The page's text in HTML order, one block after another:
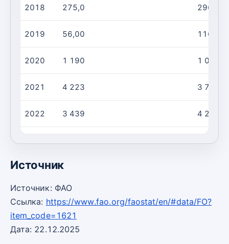
2018 275,0 296,0
2019 56,00 116,0
2020 1 190 1 054
2021 4 223 3 780
2022 3 439 4 248
3 845
Источник
Источник: ФАО
Ссылка: https://www.fao.org/faostat/en/#data/FO?
item_code=1621
Дата: 22.12.2025